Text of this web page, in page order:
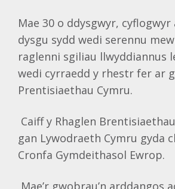
Mae 30 o ddysgwyr,
dysgu sydd wedi serennu
raglenni sgiliau llwyddiannus
wedi cyrraedd y rhestr fer ar
Prentisiaethau Cymru.
Caiff y Rhaglen
gan Lywodraeth Cymru gyda
Cronfa Gymdeithasol Ewrop.
Mae’r gwobrau’n arddangos